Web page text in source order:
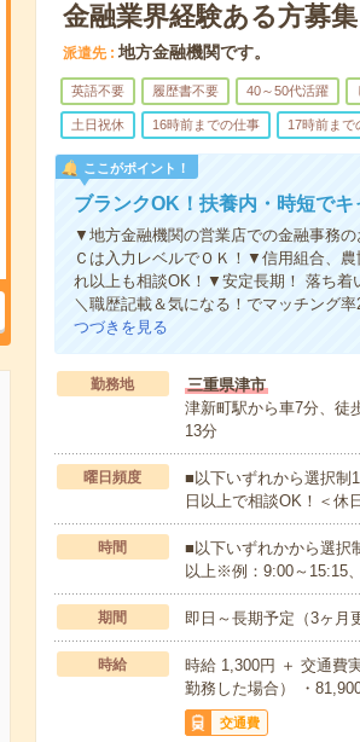
金融業界経験ある方募集
派遣先 地方金融機関です。
英語不要 履歴書不要 40～50代活躍
土日祝休 16時前までの仕事 17時前まで
ここがポイント！
ブランクOK！扶養内・時短で
▼地方金融機関の営業店での金融事務
Ｃは入力レベルでＯＫ！▼信用組合、
れ以上も相談OK！▼安定長期！ 落ち着
＼職歴記載＆気になる！でマッチング
つづきを見る
勤務地
三重県津市
津新町駅から車7分、徒
13分
曜日頻度
■以下いずれから選択制
日以上で相談OK！＜
時間
■以下いずれかから選択
以上※例：9:00～15:15
期間 即日～長期予定（3ヶ月
時給
時給 1,300円 ＋ 交通費
勤務した場合） ・
交通費